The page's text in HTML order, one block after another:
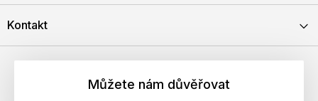
Kontakt
Můžete nám důvěřovat